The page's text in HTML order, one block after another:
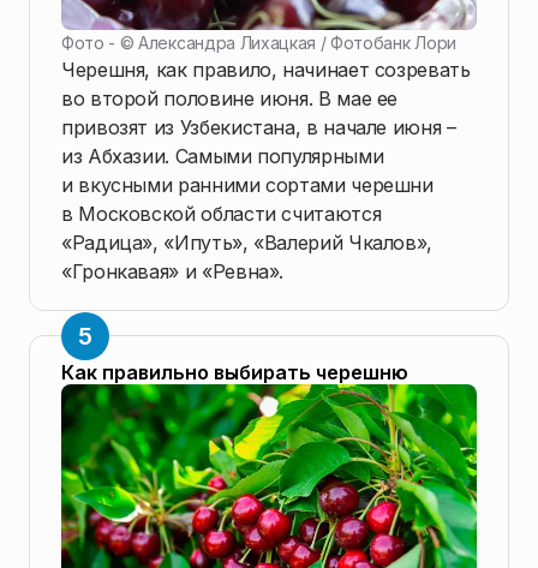
Фото - ©Александра Лихацкая / Фотобанк Лори
Черешня, как правило, начинает созревать
во второй половине июня. В мае ее
привозят из Узбекистана, в начале июня –
из Абхазии. Самыми популярными
и вкусными ранними сортами черешни
в Московской области считаются
«Радица», «Ипуть», «Валерий Чкалов»,
«Гронкавая» и «Ревна».
Как правильно выбирать черешню